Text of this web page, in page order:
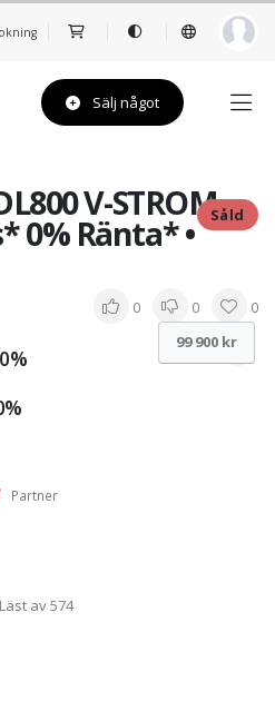
Sälj något
V-STROM
0% Ränta* • Såld
0 0 0
Partner
99 900 kr
Läst av 574